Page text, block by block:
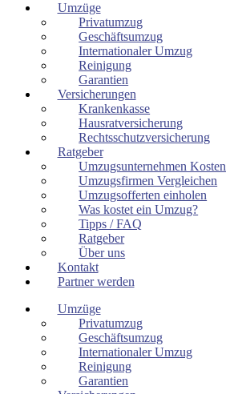
Umzüge
Privatumzug
Geschäftsumzug
Internationaler Umzug
Reinigung
Garantien
Versicherungen
Krankenkasse
Hausratversicherung
Rechtsschutzversicherung
Ratgeber
Umzugsunternehmen Kosten
Umzugsfirmen Vergleichen
Umzugsofferten einholen
Was kostet ein Umzug?
Tipps / FAQ
Ratgeber
Über uns
Kontakt
Partner werden
Umzüge
Privatumzug
Geschäftsumzug
Internationaler Umzug
Reinigung
Garantien